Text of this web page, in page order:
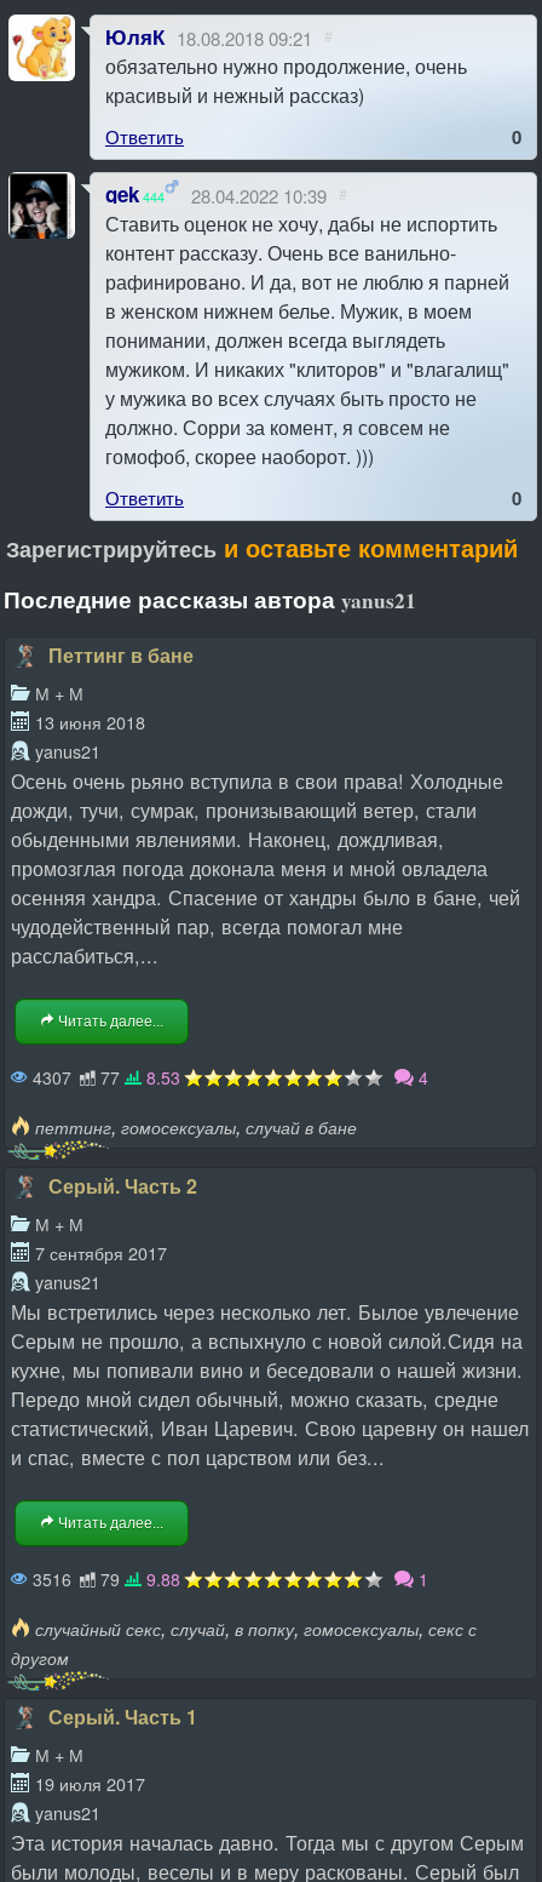
ЮляК 18.08.2018 09:21 #
обязательно нужно продолжение, очень
красивый и нежный рассказ)
Ответить 0
gek444 28.04.2022 10:39 #
Ставить оценок не хочу, дабы не испортить
контент рассказу. Очень все ванильно-
рафинировано. И да, вот не люблю я парней
в женском нижнем белье. Мужик, в моем
понимании, должен всегда выглядеть
мужиком. И никаких "клиторов" и "влагалищ"
у мужика во всех случаях быть просто не
должно. Сорри за комент, я совсем не
гомофоб, скорее наоборот. )))
Ответить 0
Зарегистрируйтесь и оставьте комментарий
Последние рассказы автора yanus21
Петтинг в бане
М + М
13 июня 2018
yanus21
Осень очень рьяно вступила в свои права! Холодные
дожди, тучи, сумрак, пронизывающий ветер, стали
обыденными явлениями. Наконец, дождливая,
промозглая погода доконала меня и мной овладела
осенняя хандра. Спасение от хандры было в бане, чей
чудодейственный пар, всегда помогал мне
расслабиться,...
Читать далее...
4307 77 8.53 4
петтинг, гомосексуалы, случай в бане
Серый. Часть 2
М + М
7 сентября 2017
yanus21
Мы встретились через несколько лет. Былое увлечение
Серым не прошло, а вспыхнуло с новой силой.Сидя на
кухне, мы попивали вино и беседовали о нашей жизни.
Передо мной сидел обычный, можно сказать, средне
статистический, Иван Царевич. Свою царевну он нашел
и спас, вместе с пол царством или без...
Читать далее...
3516 79 9.88 1
случайный секс, случай, в попку, гомосексуалы, секс с
другом
Серый. Часть 1
М + М
19 июля 2017
yanus21
Эта история началась давно. Тогда мы с другом Серым
были молоды, веселы и в меру раскованы. Серый был